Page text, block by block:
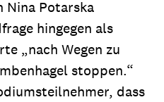
Nina Potarska
hingegen als
„nach Wegen zu
stoppen.“
dass